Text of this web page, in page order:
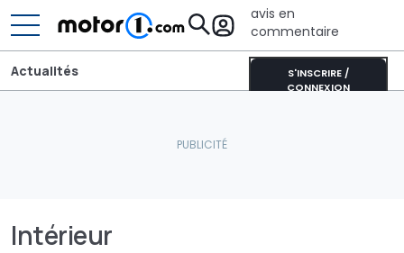
avis en
commentaire
S'INSCRIRE /
CONNEXION
Actualités
Intérieur